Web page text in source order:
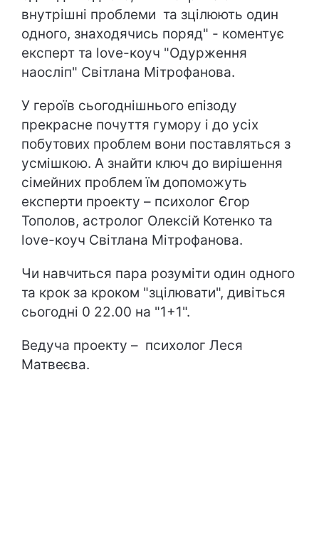
внутрішні проблеми та зцілюють один
одного, знаходячись поряд" - коментує
експерт та love-коуч "Одурження
наосліп" Світлана Мітрофанова.
У героїв сьогоднішнього епізоду
прекрасне почуття гумору і до усіх
побутових проблем вони поставляться з
усмішкою. А знайти ключ до вирішення
сімейних проблем їм допоможуть
експерти проекту – психолог Єгор
Тополов, астролог Олексій Котенко та
love-коуч Світлана Мітрофанова.
Чи навчиться пара розуміти один одного
та крок за кроком "зцілювати", дивіться
сьогодні 0 22.00 на "1+1".
Ведуча проекту – психолог Леся
Матвеєва.